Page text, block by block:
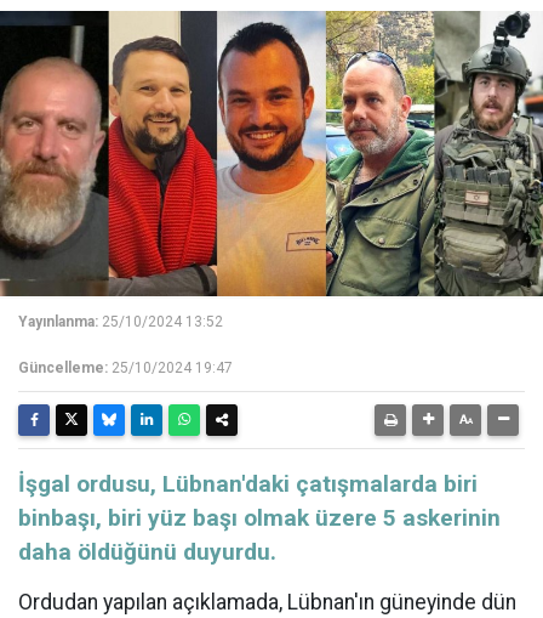
Yayınlanma: 25/10/2024 13:52
Güncelleme: 25/10/2024 19:47
İşgal ordusu, Lübnan'daki çatışmalarda biri
binbaşı, biri yüz başı olmak üzere 5 askerinin
daha öldüğünü duyurdu.
Ordudan yapılan açıklamada, Lübnan'ın güneyinde dün